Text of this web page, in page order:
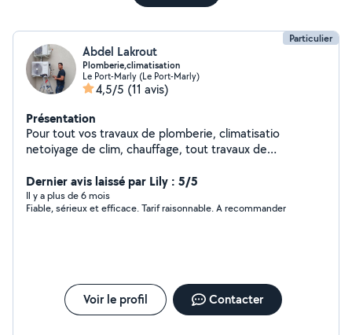
Particulier
Abdel Lakrout
Plomberie,climatisation
Le Port-Marly (Le Port-Marly)
4,5/5 (11 avis)
Présentation
Pour tout vos travaux de plomberie, climatisatio
netoiyage de clim, chauffage, tout travaux de
Dernier avis laissé par Lily : 5/5
Il y a plus de 6 mois
Fiable, sérieux et efficace. Tarif raisonnable. A recommander
Voir le profil Contacter